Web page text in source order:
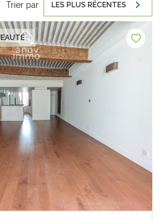
Trier par LES PLUS RÉCENTES